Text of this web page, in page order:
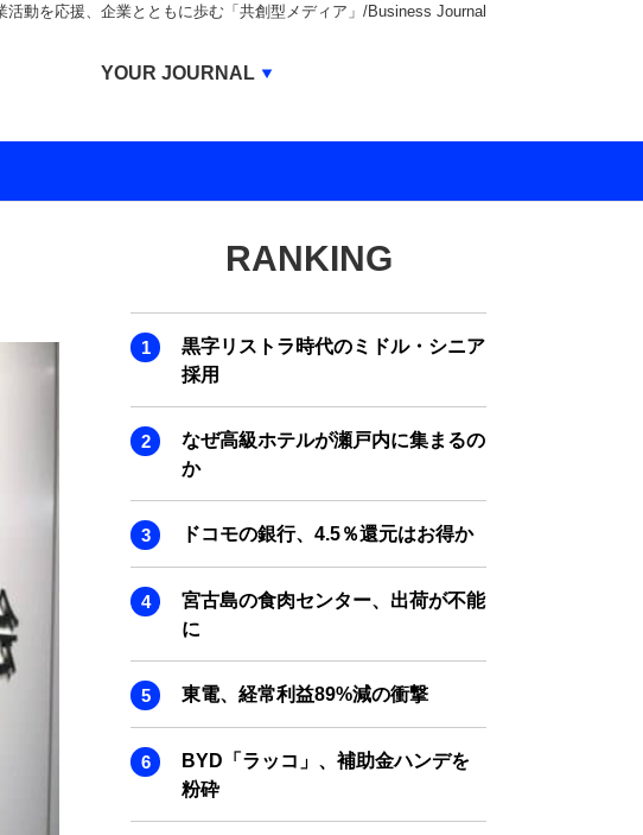
活動を応援、企業とともに歩む「共創型メディア」/Business Journal
RANKING
黒字リストラ時代のミドル・シニア
採用
なぜ高級ホテルが瀬戸内に集まるの
か
ドコモの銀行、4.5％還元はお得か
宮古島の食肉センター、出荷が不能
に
東電、経常利益89%減の衝撃
BYD「ラッコ」、補助金ハンデを
粉砕
YOUR JOURNAL
BUSINESS JOURNAL
IVS JOURNAL
ENERGY MANAGEMENT JOURNAL
INBOUND JOURNAL
LIFE ENDING JOURNAL
AI JOURNAL
SMART MARKETING JOURNAL
ADOPTABLE DOG JOURNAL